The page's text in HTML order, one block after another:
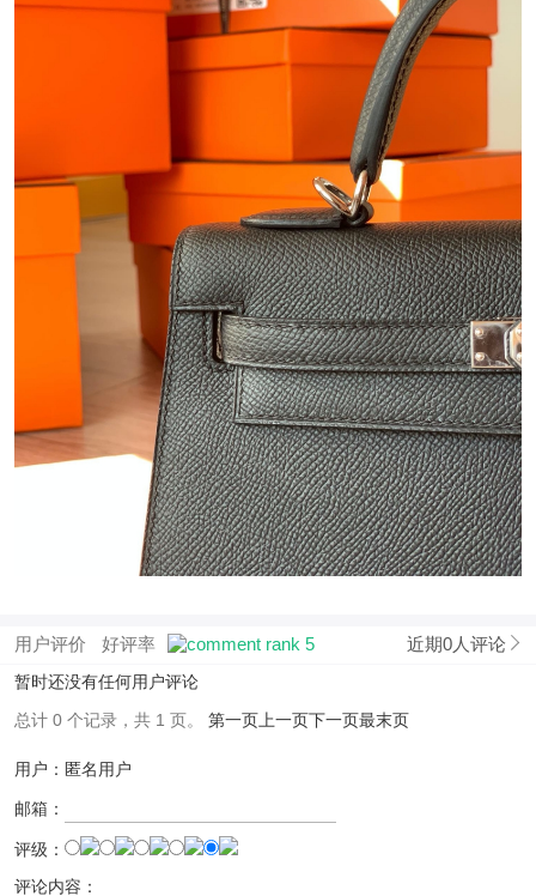
用户评价 好评率 近期0人评论
暂时还没有任何用户评论
总计 0 个记录，共 1 页。 第一页 上一页下一页最末页
用户：匿名用户
邮箱：
评级：
评论内容：